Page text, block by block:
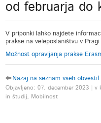
od februarja do
V priponki lahko najdete
prakse na veleposlaništvu v
Možnost opravljanja prakse
Nazaj na seznam vseh obvestil
Objavljeno: 07. december 2023 |
in študij, Mobilnost